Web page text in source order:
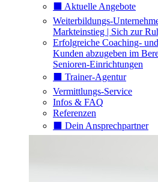
⬛️ Aktuelle Angebote
Weiterbildungs-
Markteinstieg | Sich zur
Erfolgreiche Coaching-
Kunden abzugeben im
Senioren-Einrichtungen
⬛️ Trainer-Agentur
Vermittlungs-Service
Infos & FAQ
Referenzen
⬛️ Dein Ansprechpartner